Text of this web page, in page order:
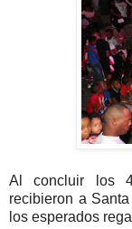
Al concluir los
recibieron a
los esperados